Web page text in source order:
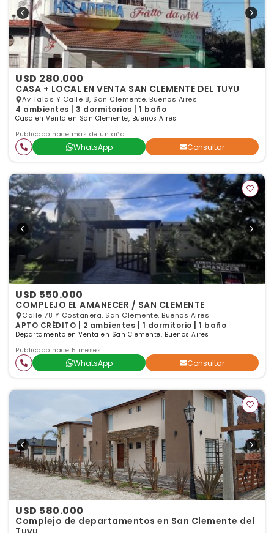
USD 280.000
CASA + LOCAL EN VENTA SAN CLEMENTE DEL TUYU
Av Talas Y Calle 8, San Clemente, Buenos Aires
4 ambientes | 3 dormitorios | 1 baño
Casa en Venta en San Clemente, Buenos Aires
Publicado hace más de un año
WhatsApp Consultar
USD 550.000
COMPLEJO EL AMANECER / SAN CLEMENTE
Calle 78 Y Costanera, San Clemente, Buenos Aires
APTO CRÉDITO | 2 ambientes | 1 dormitorio | 1 baño
Departamento en Venta en San Clemente, Buenos Aires
Publicado hace 5 meses
WhatsApp Consultar
USD 580.000
Complejo de departamentos en San Clemente del